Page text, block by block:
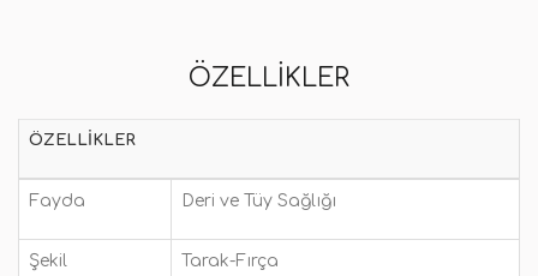
ÖZELLIKLER
ÖZELLIKLER
Fayda Deri ve Tüy Sağlığı
Şekil Tarak-Fırça